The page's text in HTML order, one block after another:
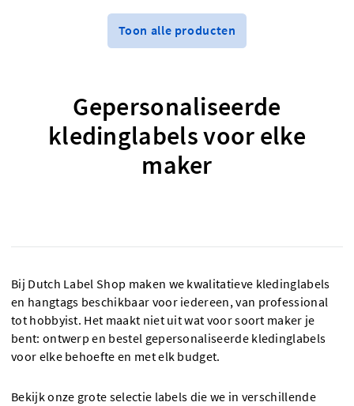
Toon alle producten
Gepersonaliseerde
kledinglabels voor elke
maker
Bij Dutch Label Shop maken we kwalitatieve kledinglabels
en hangtags beschikbaar voor iedereen, van professional
tot hobbyist. Het maakt niet uit wat voor soort maker je
bent: ontwerp en bestel gepersonaliseerde kledinglabels
voor elke behoefte en met elk budget.
Bekijk onze grote selectie labels die we in verschillende